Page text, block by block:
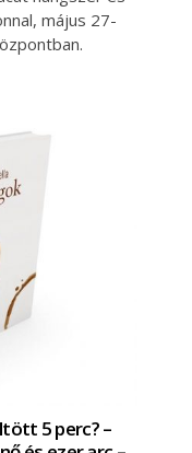
május 27-
5 perc? –